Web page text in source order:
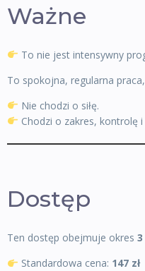
Ważne
To nie jest intensywny
To spokojna, regularna
Nie chodzi o siłę.
Chodzi o zakres, kontrolę
Dostęp
Ten dostęp obejmuje okres
Standardowa cena: 147 zł